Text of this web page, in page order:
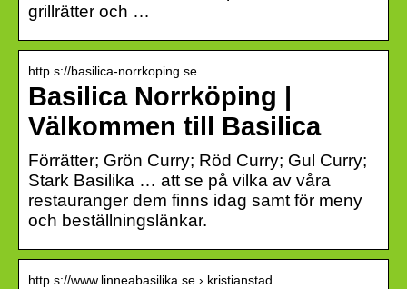
grillrätter och …
http s://basilica-norrkoping.se
Basilica Norrköping |
Välkommen till Basilica
Förrätter; Grön Curry; Röd Curry; Gul Curry;
Stark Basilika … att se på vilka av våra
restauranger dem finns idag samt för meny
och beställningslänkar.
http s://www.linneabasilika.se › kristianstad